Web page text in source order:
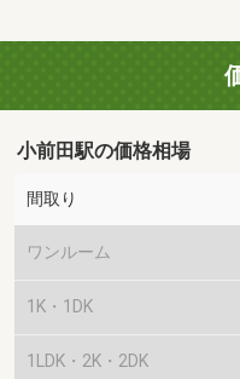
小前田駅の価格相場
間取り
ワンルーム
1K・1DK
1LDK・2K・2DK